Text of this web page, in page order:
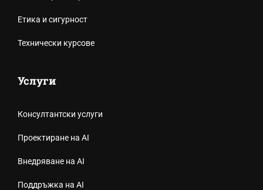
Етика и сигурност
Технически курсове
Услуги
Консултантски услуги
Проектиране на AI
Внедряване на AI
Поддръжка на AI